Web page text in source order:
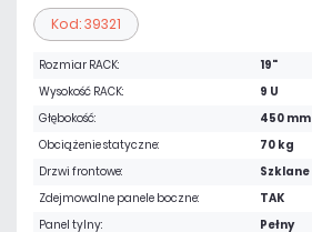
Kod: 39321
Rozmiar RACK:
19"
Wysokość RACK:
9 U
Głębokość:
450 mm
Obciążenie statyczne:
70 kg
Drzwi frontowe:
Szklane
Zdejmowalne panele boczne:
TAK
Panel tylny:
Pełny